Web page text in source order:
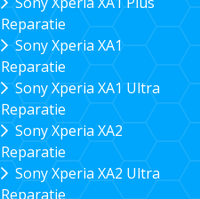
Reparatie
Sony Xperia XA1
Reparatie
Sony Xperia XA1 Ultra
Reparatie
Sony Xperia XA2
Reparatie
Sony Xperia XA2 Ultra
Reparatie